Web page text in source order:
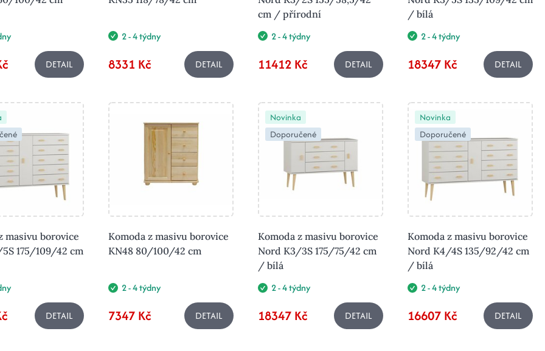
DETAIL
2 - 4 týdny
8331 Kč DETAIL
cm / přírodní
2 - 4 týdny
11412 Kč DETAIL
/ bílá
2 - 4 týdny
18347 Kč DETAIL
masivu borovice
175/109/42 cm
DETAIL
Komoda z masivu borovice
KN48 80/100/42 cm
2 - 4 týdny
7347 Kč DETAIL
Novinka
Doporučené
Komoda z masivu borovice
Nord K3/3S 175/75/42 cm
/ bílá
2 - 4 týdny
18347 Kč DETAIL
Novinka
Doporučené
Komoda z masivu borovice
Nord K4/4S 135/92/42 cm
/ bílá
2 - 4 týdny
16607 Kč DETAIL